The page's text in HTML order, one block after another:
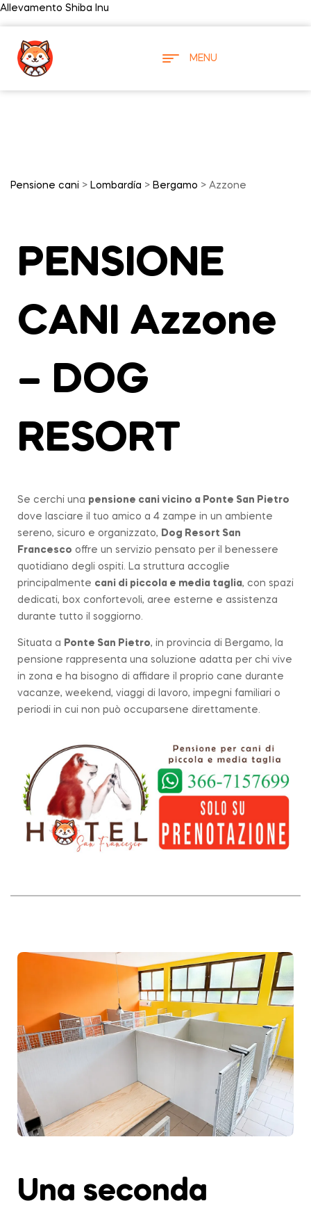
Allevamento Shiba Inu
MENU
Pensione cani > Lombardía > Bergamo > Azzone
PENSIONE
CANI Azzone
– DOG
RESORT
Se cerchi una pensione cani vicino a Ponte San Pietro
dove lasciare il tuo amico a 4 zampe in un ambiente
sereno, sicuro e organizzato, Dog Resort San
Francesco offre un servizio pensato per il benessere
quotidiano degli ospiti. La struttura accoglie
principalmente cani di piccola e media taglia, con spazi
dedicati, box confortevoli, aree esterne e assistenza
durante tutto il soggiorno.
Situata a Ponte San Pietro, in provincia di Bergamo, la
pensione rappresenta una soluzione adatta per chi vive
in zona e ha bisogno di affidare il proprio cane durante
vacanze, weekend, viaggi di lavoro, impegni familiari o
periodi in cui non può occuparsene direttamente.
Una seconda